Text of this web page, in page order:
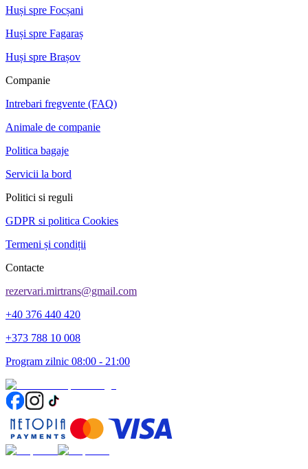
Huși spre Focșani
Huși spre Fagaraș
Huși spre Brașov
Companie
Intrebari fregvente (FAQ)
Animale de companie
Politica bagaje
Servicii la bord
Politici si reguli
GDPR si politica Cookies
Termeni și condiții
Contacte
rezervari.mirtrans@gmail.com
+40 376 440 420
+373 788 10 008
Program zilnic 08:00 - 21:00